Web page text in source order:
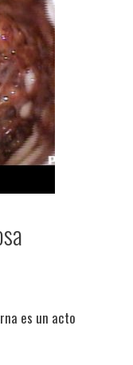
es un acto